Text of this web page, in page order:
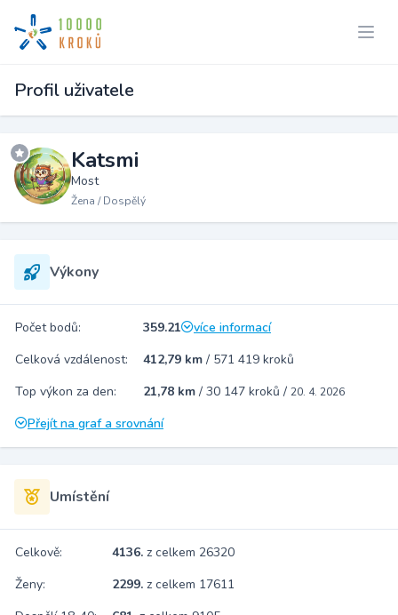
Profil uživatele
Katsmi
Most
Žena / Dospělý
Výkony
Počet bodů: 359.21
více informací
Celková vzdálenost:
412,79 km / 571 419 kroků
Top výkon za den:
21,78 km / 30 147 kroků / 20. 4. 2026
Přejít na graf a srovnání
Umístění
Celkově: 4136. z celkem 26320
Ženy:
2299. z celkem 17611